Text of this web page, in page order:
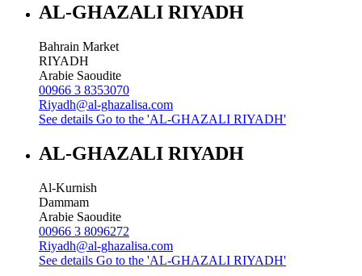
AL-GHAZALI RIYADH
Bahrain Market
RIYADH
Arabie Saoudite
00966 3 8353070
Riyadh@al-ghazalisa.com
See details Go to the 'AL-GHAZALI RIYADH'
AL-GHAZALI RIYADH
Al-Kurnish
Dammam
Arabie Saoudite
00966 3 8096272
Riyadh@al-ghazalisa.com
See details Go to the 'AL-GHAZALI RIYADH'